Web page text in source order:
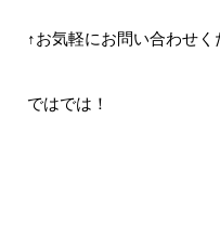
↑お気軽にお問い合わせく
ではでは！